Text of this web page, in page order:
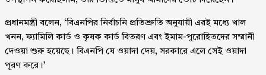
প্রধানমন্ত্রী বলেন, ‘বিএনপির নির্বাচনি প্রতিশ্রুতি অনুযায়ী এরই মধ্যে খাল
খনন, ফ্যামিলি কার্ড ও কৃষক কার্ড বিতরণ এবং ইমাম-পুরোহিতদের সম্মানী
দেওয়া শুরু হয়েছে। বিএনপি যে ওয়াদা দেয়, সরকারে এলে সেই ওয়াদা
পূরণ করে।’